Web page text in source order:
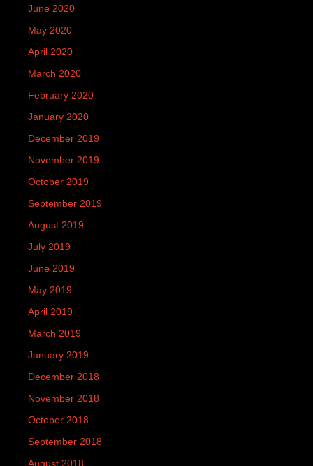
June 2020
May 2020
April 2020
March 2020
February 2020
January 2020
December 2019
November 2019
October 2019
September 2019
August 2019
July 2019
June 2019
May 2019
April 2019
March 2019
January 2019
December 2018
November 2018
October 2018
September 2018
August 2018